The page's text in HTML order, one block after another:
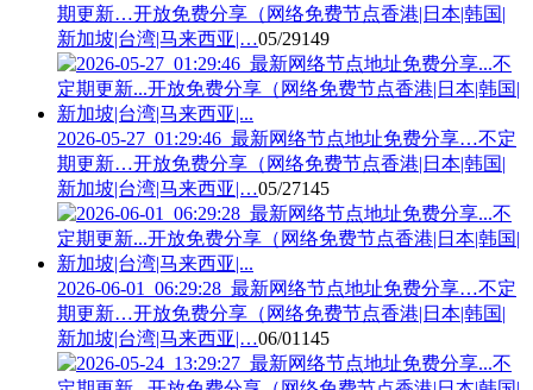
期更新…开放免费分享（网络免费节点香港|日本|韩国|
新加坡|台湾|马来西亚|…05/29149
2026-05-27_01:29:46_最新网络节点地址免费分享…不定
期更新…开放免费分享（网络免费节点香港|日本|韩国|
新加坡|台湾|马来西亚|…05/27145
2026-06-01_06:29:28_最新网络节点地址免费分享…不定
期更新…开放免费分享（网络免费节点香港|日本|韩国|
新加坡|台湾|马来西亚|…06/01 145